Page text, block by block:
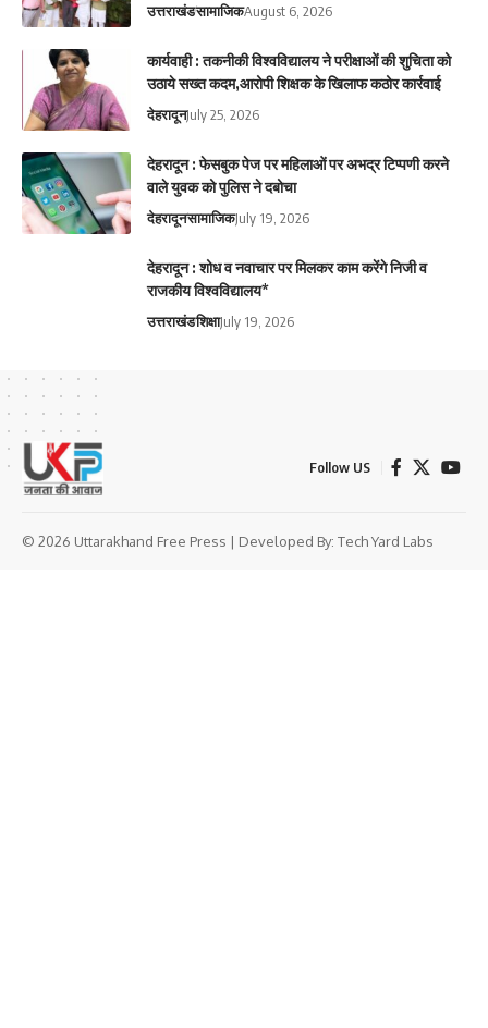
उत्तराखंडसामाजिकAugust 6, 2026
कार्यवाही : तकनीकी विश्वविद्यालय ने परीक्षाओं की शुचिता को
उठाये सख्त कदम,आरोपी शिक्षक के खिलाफ कठोर कार्रवाई
देहरादूनJuly 25, 2026
देहरादून : फेसबुक पेज पर महिलाओं पर अभद्र टिप्पणी करने
वाले युवक को पुलिस ने दबोचा
देहरादूनसामाजिकJuly 19, 2026
देहरादून : शोध व नवाचार पर मिलकर काम करेंगे निजी व
राजकीय विश्वविद्यालय*
उत्तराखंडशिक्षाJuly 19, 2026
Follow US
© 2026 Uttarakhand Free Press | Developed By: Tech Yard Labs